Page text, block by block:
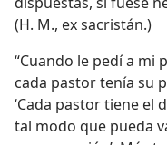
(H. M., ex sacristán.)
“Cuando le pedí a mi
cada pastor tenía su
‘Cada pastor tiene el
tal modo que pueda